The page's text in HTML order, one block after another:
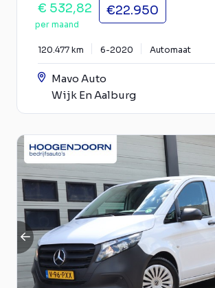
€ 532,82
per maand
€22.950
120.477 km 6-2020 Automaat
Mavo Auto
Wijk En Aalburg